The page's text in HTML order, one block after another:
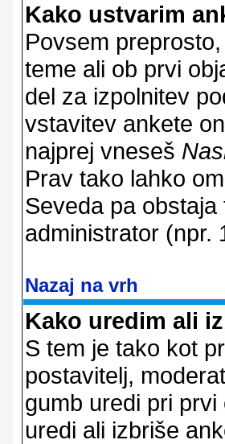
Kako ustvarim
Povsem
teme ali ob prvi
del za izpolnitev
vstavitev ankete
najprej vneseš
Prav tako lahko
Seveda pa
administrator (npr.
Nazaj na vrh
Kako uredim ali
S tem je tako kot
postavitelj,
gumb uredi pri
uredi ali izbriše